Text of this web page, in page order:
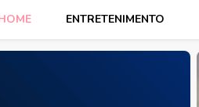
ENTRETENIMENTO